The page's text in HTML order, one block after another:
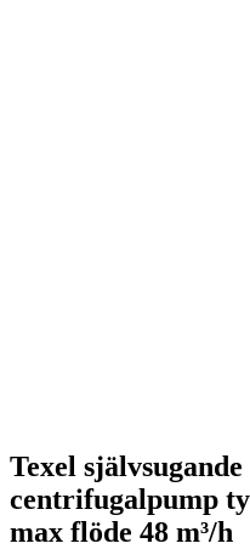
Texel
centrifugalpump
max flöde 48 m³/h